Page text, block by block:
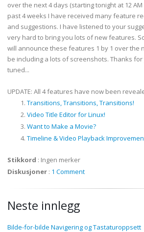
over the next 4 days (starting tonight at 12 AM
past 4 weeks I have received many feature
and suggestions. I have listened to your
very hard to bring you lots of new features.
will announce these features 1 by 1 over the
be including a lots of screenshots. Thanks
tuned...
UPDATE: All 4 features have now been
Transitions, Transitions, Transitions!
Video Title Editor for Linux!
Want to Make a Movie?
Timeline & Video Playback
Stikkord : Ingen merker
Diskusjoner : 1 Comment
Neste innlegg
Bilde-for-bilde Navigering og Tastaturoppsett